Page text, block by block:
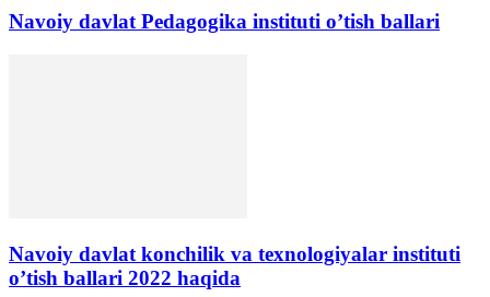
Navoiy davlat Pedagogika instituti o’tish ballari
Navoiy davlat konchilik va texnologiyalar instituti
o’tish ballari 2022 haqida